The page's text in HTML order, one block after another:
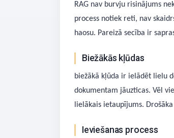
RAG nav burvju risinājums
process notiek reti, nav
haosu. Pareizā secība ir
Biežākās kļūdas
biežākā kļūda ir ielādēt lielu
dokumentam jāuzticas. Vēl
lielākais ietaupījums.
Ieviešanas process